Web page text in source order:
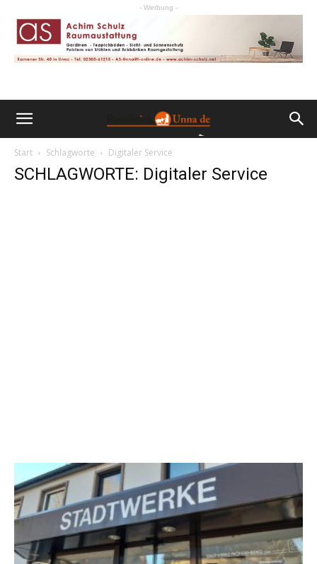
- Werbung -
Start Schlagworte Digitaler Service
SCHLAGWORTE: Digitaler Service